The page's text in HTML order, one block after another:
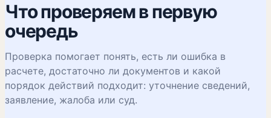
Что проверяем в первую
очередь
Проверка помогает понять, есть ли ошибка в
расчете, достаточно ли документов и какой
порядок действий подходит: уточнение сведений,
заявление, жалоба или суд.